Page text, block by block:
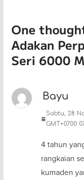
One
Adakan
Seri 6000
Bayu
Sabtu, 28
GMT+0700
4 tahun
rangkaian
kumaden